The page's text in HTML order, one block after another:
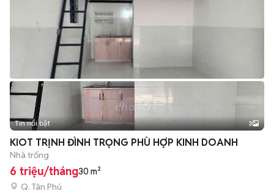
Tin nổi bật 3
KIOT TRỊNH ĐÌNH TRỌNG PHÙ HỢP KINH DOANH
Nhà trống
6 triệu/tháng30 m²
Q. Tân Phú